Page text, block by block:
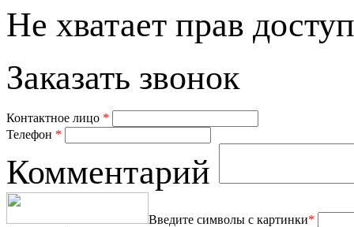
Не хватает прав
Заказать звонок
Контактное лицо *
Телефон *
Комментарий
Введите символы с картинки*